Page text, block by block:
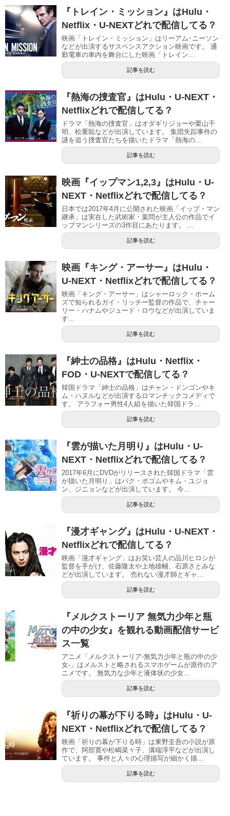
『トレイン・ミッション』はHulu・
Netflix・U-NEXTどれで配信してる？
映画「トレイン・ミッション」はリーアム･ニーソン
などが出演するサスペンスアクション映画です。 通
勤電車の車内を舞台にした映画「トレイン...
記事を読む
『熱海の捜査官』はHulu・U-NEXT・
Netflixどれで配信してる？
ドラマ「熱海の捜査官」はオダギリジョーや栗山千
明、松重聡などが出演しています。 集団失踪事件の
謎を追う捜査官たちを描いたドラマ「熱海の...
記事を読む
映画『イップマン1,2,3』はHulu・U-
NEXT・Netflixどれで配信してる？
日本では2017年4月に公開された映画「イップ・マン
継承」は実在した武術家・葉問が主人公の作品でイ
ップマンシリーズの3作目にあたります。 ...
記事を読む
映画『キング・アーサー』はHulu・
U-NEXT・Netflixどれで配信してる？
映画「キング・アーサー」はシャーロック・ホーム
ズで知られるガイ・リッチー監督の作品で、チャー
リー・ハナムやジュード・ロウなどが出演していま
す...
記事を読む
『紳士の品格』はHulu・Netflix・
FOD・U-NEXTで配信してる？
韓国ドラマ「紳士の品格」はチャン・ドンゴンやキ
ム・ハヌルなどが出演するロマンチックコメディで
す。 アラフォー男性4人組を描いた韓国ドラ...
記事を読む
『雲が描いた月明り』はHulu・U-
NEXT・Netflixどれで配信してる？
2017年6月にDVDがリリースされた韓国ドラマ「雲
が描いた月明り」はパク・ボゴムやキム・ユジョ
ン、ジニョンなどが出演しています。 今...
記事を読む
『漫才ギャング』はHulu・U-NEXT・
Netflixどれで配信してる？
映画「漫才ギャング」はお笑い芸人の品川ヒロシが
監督を手がけ、佐藤隆太や上地雄輔、石原さとみな
どが出演しています。 売れない漫才師とギャ...
記事を読む
『メルクストーリア 無気力少年と瓶
の中の少女』を観れる動画配信サービ
ス一覧
アニメ「メルクストーリア-無気力少年と瓶の中の少
女-」はメルストと略されるスマホゲームが原作のア
ニメです。 無気力な少年と液体状の少女...
記事を読む
『祈りの幕が下りる時』はHulu・U-
NEXT・Netflixどれで配信してる？
映画「祈りの幕が下りる時」は東野圭吾の小説が原
作で、阿部寛や松嶋菜々子、溝端淳平などが出演し
ています。 事件と人々の心理描写が細かく描...
記事を読む